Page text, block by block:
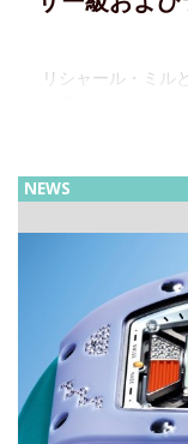
リシャール・ミル
王者であるイリ
NEWS